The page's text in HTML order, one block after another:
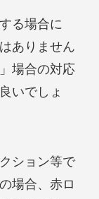
る場合に
ありません
場合の対応
いでしょ
ション等で
場合、赤ロ